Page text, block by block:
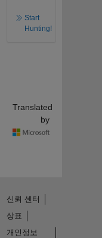
Start
Hunting!
Translated
by
신뢰 센터
상표
개인정보